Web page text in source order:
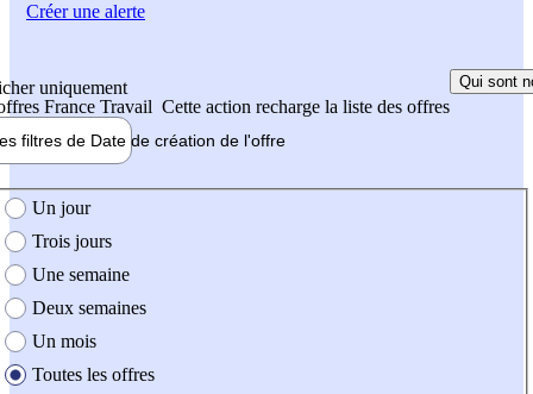
uniquement
France Travail Cette action recharge la liste des offres
Qui sont
filtres de Date de création de l'offre
création de l'offre
Un jour
Trois jours
Une semaine
Deux semaines
Un mois
Toutes les offres
Créer une alerte